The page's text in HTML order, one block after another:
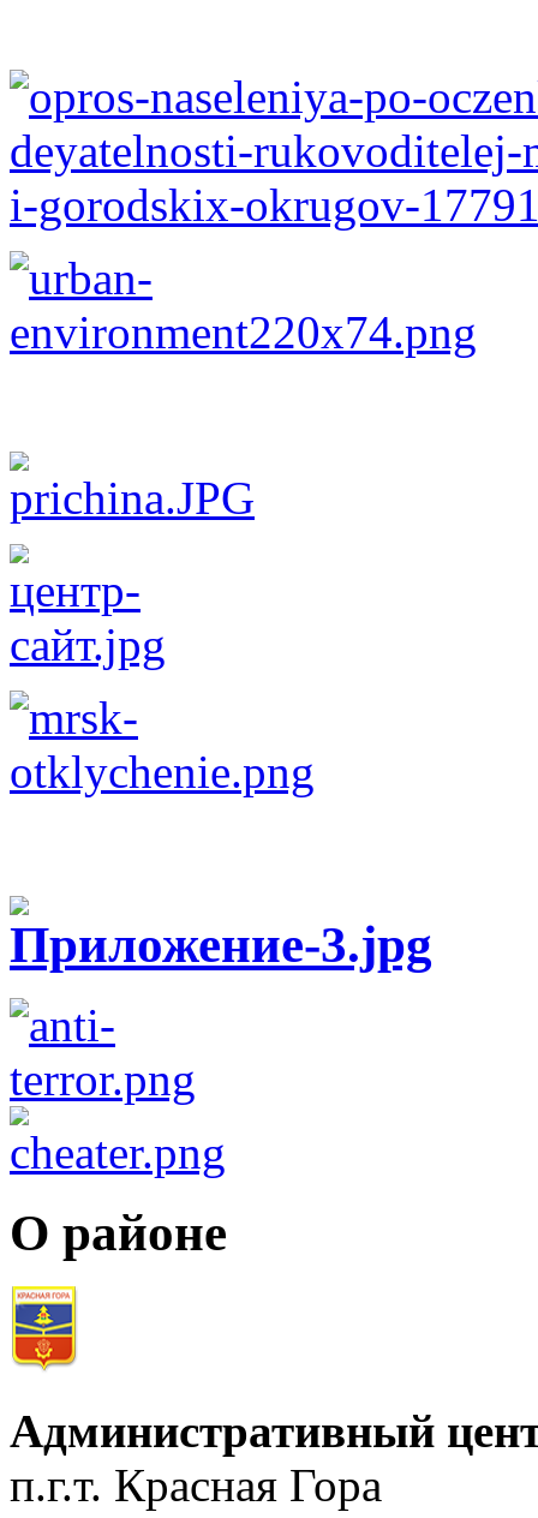
О районе
Административный
п.г.т. Красная Гора